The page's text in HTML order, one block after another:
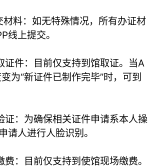
料：如无特殊情况，所有办证材
线上提交。
件：目前仅支持到馆取证。当A
为“新证件已制作完毕”时，可到
：为确保相关证件申请系本人操
请人进行人脸识别。
目前仅支持到使馆现场缴费。